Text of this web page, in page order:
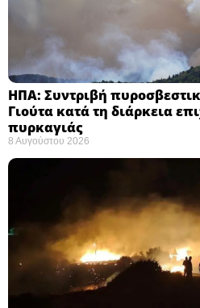
ΗΠΑ: Συντριβή
Γιούτα κατά τη διάρκεια
πυρκαγιάς ​
8 Αυγούστου 2026